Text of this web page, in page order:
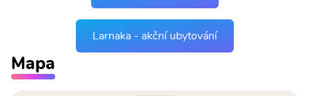
Larnaka - akční ubytování
Mapa